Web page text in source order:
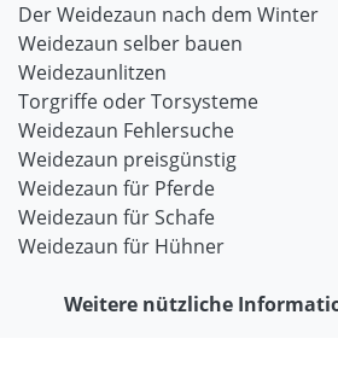
Der Weidezaun nach dem Winter
Weidezaun selber bauen
Weidezaunlitzen
Torgriffe oder Torsysteme
Weidezaun Fehlersuche
Weidezaun preisgünstig
Weidezaun für Pferde
Weidezaun für Schafe
Weidezaun für Hühner
Weitere nützliche